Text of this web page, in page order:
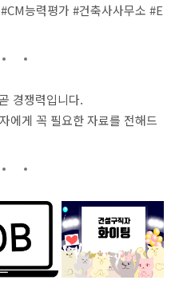
능력평가 #건축사사무소 #E
경쟁력입니다.
에게 꼭 필요한 자료를 전해드